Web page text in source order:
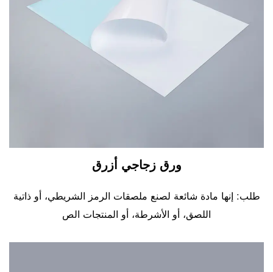
ورق زجاجي أزرق
طلب: إنها مادة شائعة لصنع ملصقات الرمز الشريطي، أو ذاتية
اللصق، أو الأشرطة، أو المنتجات الص